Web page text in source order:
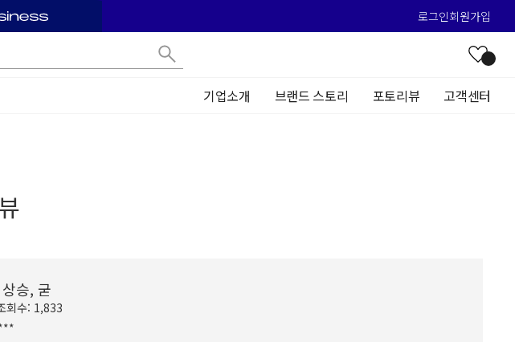
로그인회원가입
기업소개 브랜드 스토리 포토리뷰 고객센터
승, 굳
회수: 1,833